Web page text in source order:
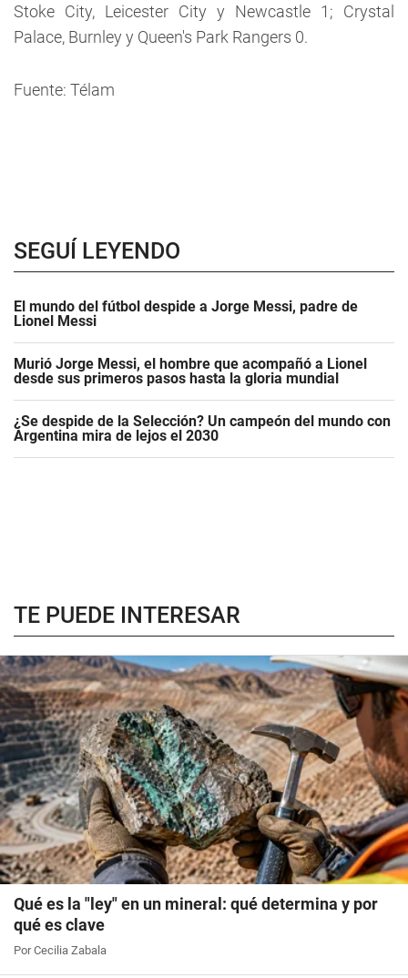
Stoke City, Leicester City y Newcastle 1; Crystal
Palace, Burnley y Queen's Park Rangers 0.
Fuente: Télam
SEGUÍ LEYENDO
El mundo del fútbol despide a Jorge Messi, padre de
Lionel Messi
Murió Jorge Messi, el hombre que acompañó a Lionel
desde sus primeros pasos hasta la gloria mundial
¿Se despide de la Selección? Un campeón del mundo con
Argentina mira de lejos el 2030
TE PUEDE INTERESAR
Qué es la "ley" en un mineral: qué determina y por
qué es clave
Por Cecilia Zabala